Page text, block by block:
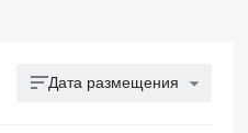
Дата размещения